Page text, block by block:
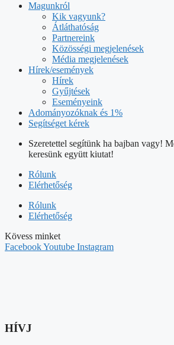
Magunkról
Kik vagyunk?
Átláthatóság
Partnereink
Közösségi megjelenések
Média megjelenések
Hírek/események
Hírek
Gyűjtések
Eseményeink
Adományozóknak és 1%
Segítséget kérek
Szeretettel segítünk ha bajban vagy!
keresünk együtt kiutat!
Rólunk
Elérhetőség
Rólunk
Elérhetőség
Kövess minket
FacebookYoutube Instagram
HÍVJ